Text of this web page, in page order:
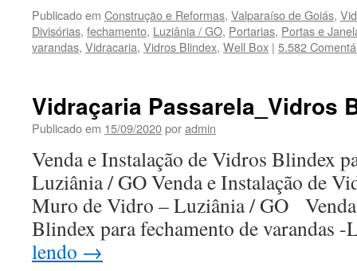
Publicado em Construção e Reformas, Valparaíso de Goiás,
Divisórias, fechamento, Luziânia / GO, Portarias, Portas e
varandas, Vidracaria, Vidros Blindex, Well Box | 5.582
Vidraçaria Passarela_Vidros
Publicado em 15/09/2020poradmin
Venda e Instalação de Vidros Blindex
Luziânia / GO Venda e Instalação de
Muro de Vidro – Luziânia / GO
Blindex para fechamento de
lendo →